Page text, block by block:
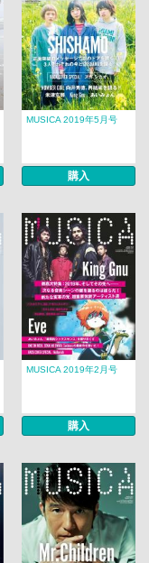
MUSICA 2019年5月号
購入
MUSICA 2019年2月号
購入